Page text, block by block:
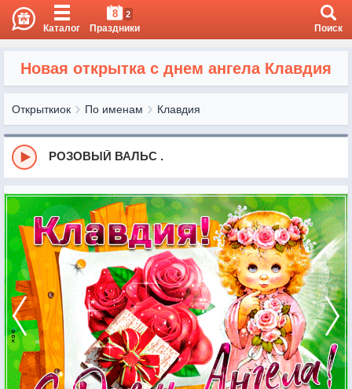
Каталог
8 2
Праздники Поиск
Новая открытка с днем ангела Клавдия
Открыткиок По именам Клавдия
РОЗОВЫЙ ВАЛЬС .